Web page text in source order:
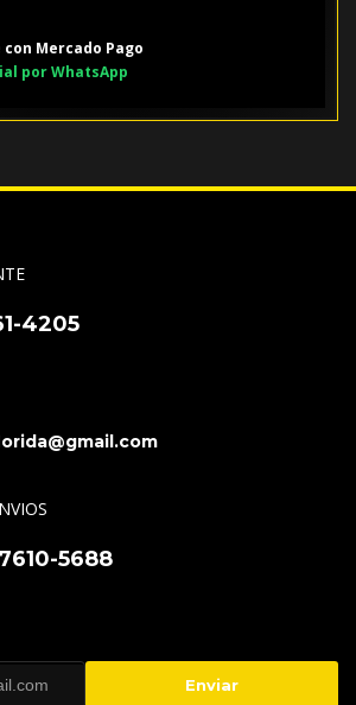
Mercado Pago
por WhatsApp
4205
5688